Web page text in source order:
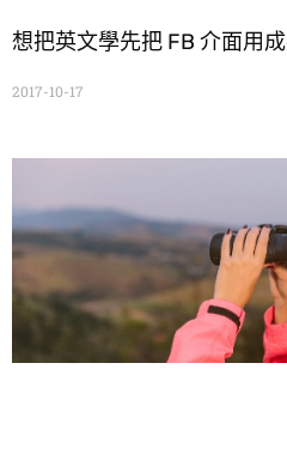
想把英文學先把 FB 介面用
2017-10-17